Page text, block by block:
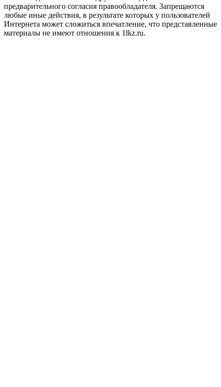
предварительного согласия правообладателя. Запрещаются
любые иные действия, в результате которых у пользователей
Интернета может сложиться впечатление, что представленные
материалы не имеют отношения к 1lkz.ru.